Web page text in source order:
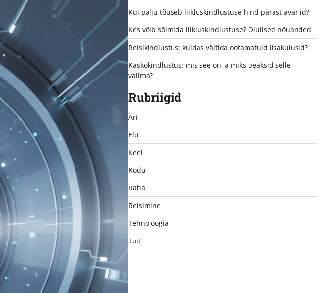
Kui palju tõuseb liikluskindlustuse hind pärast avariid?
Kes võib sõlmida liikluskindlustuse? Olulised nõuanded
Reisikindlustus: kuidas vältida ootamatuid lisakulusid?
Kaskokindlustus: mis see on ja miks peaksid selle
valima?
Rubriigid
Äri
Elu
Keel
Kodu
Raha
Reisimine
Tehnoloogia
Toit